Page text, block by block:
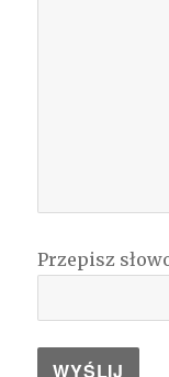
Przepisz